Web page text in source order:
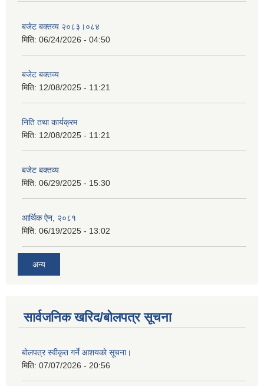
बजेट बक्तव्य २०८३।०८४
मिति: 06/24/2026 - 04:50
बजेट बक्तव्य
मिति: 12/08/2025 - 11:21
निति तथा कार्यक्रम
मिति: 12/08/2025 - 11:21
बजेट बक्तव्य
मिति: 06/29/2025 - 15:30
आर्थिक ऐन, २०८१
मिति: 06/19/2025 - 13:02
अन्य
सार्वजनिक खरिद/बोलपत्र सूचना
बोलपत्र स्वीकृत गर्ने आशयको सूचना।
मिति: 07/07/2026 - 20:56